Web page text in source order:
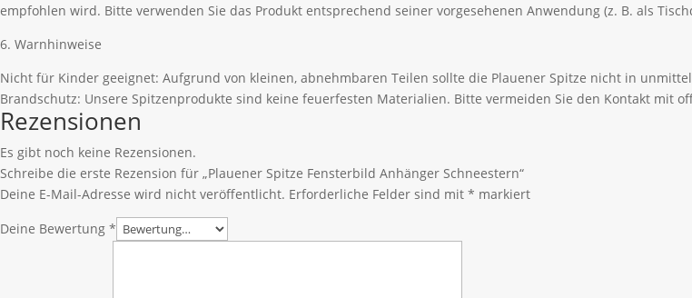
empfohlen wird. Bitte verwenden Sie das Produkt entsprechend seiner vorgesehenen Anwendung (z. B. als
6. Warnhinweise
Nicht für Kinder geeignet: Aufgrund von kleinen, abnehmbaren Teilen sollte die Plauener Spitze nicht in
Brandschutz: Unsere Spitzenprodukte sind keine feuerfesten Materialien. Bitte vermeiden Sie den Kontakt mit
Rezensionen
Es gibt noch keine Rezensionen.
Schreibe die erste Rezension für „Plauener Spitze Fensterbild Anhänger Schneestern“
Deine E-Mail-Adresse wird nicht veröffentlicht. Erforderliche Felder sind mit * markiert
Deine Bewertung *